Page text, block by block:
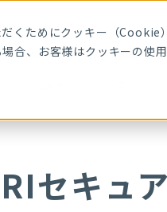
くためにクッキー（Cookie
合、お客様はクッキーの使用
・製品 導入事例
セキュ